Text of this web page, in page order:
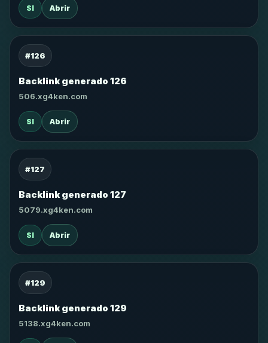
SI Abrir
#126
Backlink generado 126
506.xg4ken.com
SI Abrir
#127
Backlink generado 127
5079.xg4ken.com
SI Abrir
#129
Backlink generado 129
5138.xg4ken.com